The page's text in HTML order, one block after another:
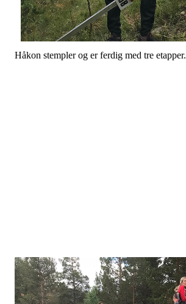
Håkon stempler og er ferdig med tre etapper.